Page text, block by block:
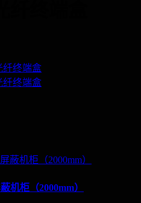
纤终端盒
纤终端盒
机柜（2000mm）